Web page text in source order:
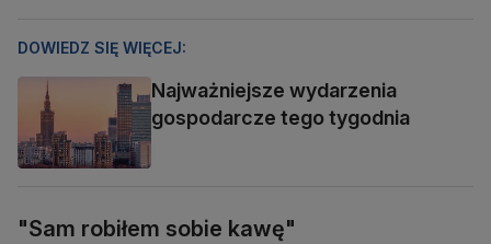
DOWIEDZ SIĘ WIĘCEJ:
Najważniejsze wydarzenia
gospodarcze tego tygodnia
"Sam robiłem sobie kawę"